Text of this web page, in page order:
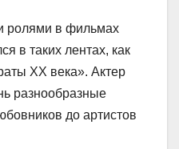
ролями в фильмах
в таких лентах, как
XX века». Актер
разнообразные
до артистов